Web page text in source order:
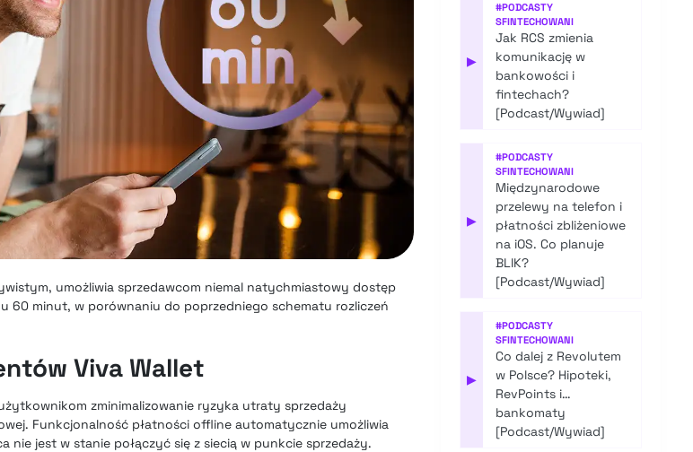
umożliwia sprzedawcom niemal natychmiastowy dostęp
60 minut, w porównaniu do poprzedniego schematu rozliczeń
Viva Wallet
zminimalizowanie ryzyka utraty sprzedaży
Funkcjonalność płatności offline automatycznie umożliwia
nie jest w stanie połączyć się z siecią w punkcie sprzedaży.
▶
#PODCASTY
SFINTECHOWANI
Jak RCS zmienia
komunikację w
bankowości i
fintechach?
[Podcast/Wywiad]
▶
#PODCASTY
SFINTECHOWANI
Międzynarodowe
przelewy na telefon i
płatności zbliżeniowe
na iOS. Co planuje
BLIK?
[Podcast/Wywiad]
▶
#PODCASTY
SFINTECHOWANI
Co dalej z Revolutem
w Polsce? Hipoteki,
RevPoints i…
bankomaty
[Podcast/Wywiad]